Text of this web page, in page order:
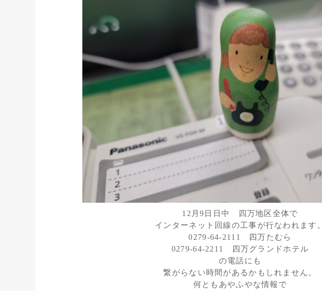
12月9日日中 四万地区全体で
インターネット回線の工事が行なわれます。
0279-64-2111 四万たむら
0279-64-2211 四万グランドホテル
の電話にも
繋がらない時間があるかもしれません。
何ともあやふやな情報で